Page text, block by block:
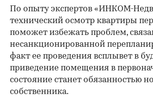
По опыту экспертов «ИНКОМ-
технический осмотр квартиры
поможет избежать проблем,
несанкционированной
факт ее проведения всплывет в
приведение помещения в
состояние станет обязанностью
собственника.